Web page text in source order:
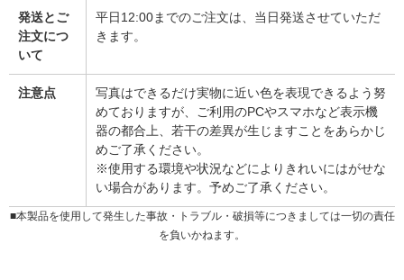
発送とご
注文につ
いて
平日12:00までのご注文は、当日発送させていただ
きます。
注意点
写真はできるだけ実物に近い色を表現できるよう努
めておりますが、ご利用のPCやスマホなど表示機
器の都合上、若干の差異が生じますことをあらかじ
めご了承ください。
※使用する環境や状況などによりきれいにはがせな
い場合があります。予めご了承ください。
■本製品を使用して発生した事故・トラブル・破損等につきましては一切の責任
を負いかねます。